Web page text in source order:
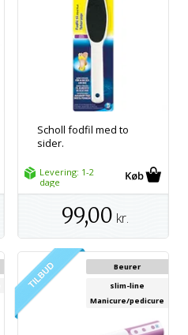
Scholl fodfil med to
sider.
Levering: 1-2
dage
99,00 kr.
Beurer
slim-line
Manicure/pedicure